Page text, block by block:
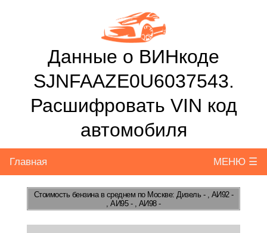
Данные о ВИНкоде
SJNFAAZE0U6037543.
Расшифровать VIN код
автомобиля
Главная МЕНЮ ☰
Стоимость бензинав среднем по Москве: Дизель - , АИ92 -
, АИ95 - , АИ98 -